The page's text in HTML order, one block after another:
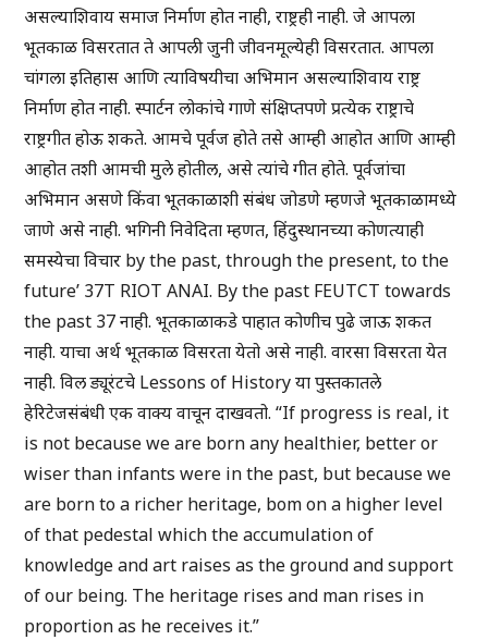
असल्याशिवाय समाज निर्माण होत नाही, राष्ट्रही नाही. जे आपला
भूतकाळ विसरतात ते आपली जुनी जीवनमूल्येही विसरतात. आपला
चांगला इतिहास आणि त्याविषयीचा अभिमान असल्याशिवाय राष्ट्र
निर्माण होत नाही. स्पार्टन लोकांचे गाणे संक्षिप्तपणे प्रत्येक राष्ट्राचे
राष्ट्रगीत होऊ शकते. आमचे पूर्वज होते तसे आम्ही आहोत आणि आम्ही
आहोत तशी आमची मुले होतील, असे त्यांचे गीत होते. पूर्वजांचा
अभिमान असणे किंवा भूतकाळाशी संबंध जोडणे म्हणजे भूतकाळामध्ये
जाणे असे नाही. भगिनी निवेदिता म्हणत, हिंदुस्थानच्या कोणत्याही
समस्येचा विचार by the past, through the present, to the
future’ 37T RIOT ANAI. By the past FEUTCT towards
the past 37 नाही. भूतकाळाकडे पाहात कोणीच पुढे जाऊ शकत
नाही. याचा अर्थ भूतकाळ विसरता येतो असे नाही. वारसा विसरता येत
नाही. विल ड्यूरंटचे Lessons of History या पुस्तकातले
हेरिटेजसंबंधी एक वाक्य वाचून दाखवतो. “If progress is real, it
is not because we are born any healthier, better or
wiser than infants were in the past, but because we
are born to a richer heritage, bom on a higher level
of that pedestal which the accumulation of
knowledge and art raises as the ground and support
of our being. The heritage rises and man rises in
proportion as he receives it.”